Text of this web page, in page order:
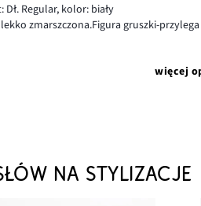
Dł. Regular, kolor: biały
zmarszczona.Figura gruszki-
więcej
NA STYLIZACJE